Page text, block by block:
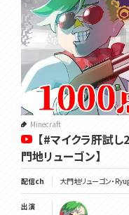
Minecraft
【#マイクラ肝試し
門地リューゴン】
配信ch 大門地リューゴン・
出演